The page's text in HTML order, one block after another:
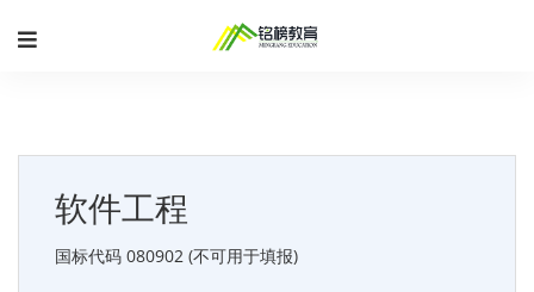
软件工程
国标代码 080902 (不可用于填报)